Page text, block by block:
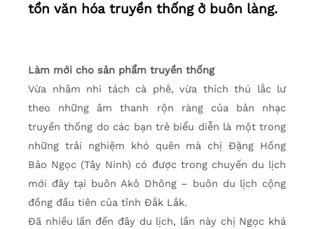
tồn văn hóa truyền thống ở buôn làng.
Làm mới cho sản phẩm truyền thống
Vừa nhâm nhi tách cà phê, vừa thích thú lắc lư
theo những âm thanh rộn ràng của bản nhạc
truyền thống do các bạn trẻ biểu diễn là một trong
những trải nghiệm khó quên mà chị Đặng Hồng
Bảo Ngọc (Tây Ninh) có được trong chuyến du lịch
mới đây tại buôn Akô Dhông – buôn du lịch cộng
đồng đầu tiên của tỉnh Đắk Lắk.
Đã nhiều lần đến đây du lịch, lần này chị Ngọc khá